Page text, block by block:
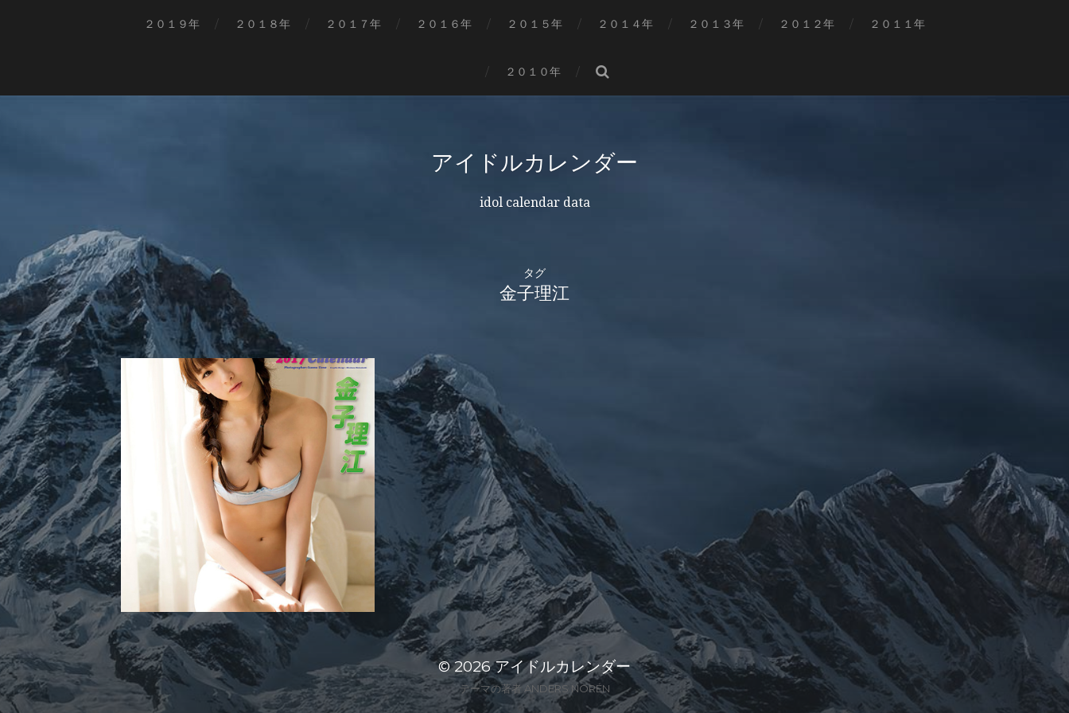
２０１９年 ２０１８年 ２０１７年 ２０１６年 ２０１５年 ２０１４年 ２０１３年 ２０１２年 ２０１１年
２０１０年
アイドルカレンダー
idol calendar data
タグ
金子理江
© 2026アイドルカレンダー
テーマの著者ANDERS NORÉN